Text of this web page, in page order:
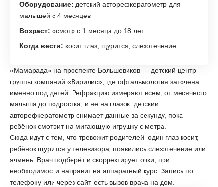
Оборудование: детский авторефкератометр для
малышей с 4 месяцев
Возраст: осмотр с 1 месяца до 18 лет
Когда вести: косит глаз, щурится, слезотечение
«Мамарада» на проспекте Большевиков — детский центр
группы компаний «Вирилис», где офтальмология заточена
именно под детей. Рефракцию измеряют всем, от месячного
малыша до подростка, и не на глазок: детский
авторефкератометр снимает данные за секунду, пока
ребёнок смотрит на мигающую игрушку с метра.
Сюда идут с тем, что тревожит родителей: один глаз косит,
ребёнок щурится у телевизора, появились слезотечение или
ячмень. Врач подберёт и скорректирует очки, при
необходимости направит на аппаратный курс. Запись по
телефону или через сайт, есть вызов врача на дом.